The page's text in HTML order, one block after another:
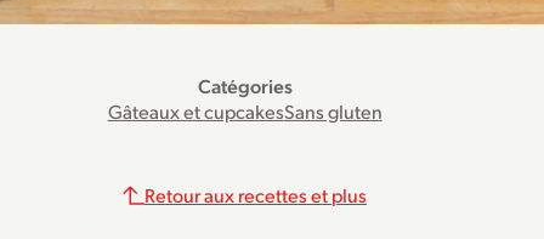
Catégories
Gâteaux et cupcakesSans gluten
Retour aux recettes et plus